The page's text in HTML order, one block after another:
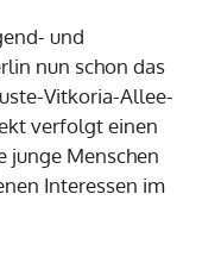
und
nun schon das
Vitkoria-Allee-
verfolgt einen
junge Menschen
Interessen im